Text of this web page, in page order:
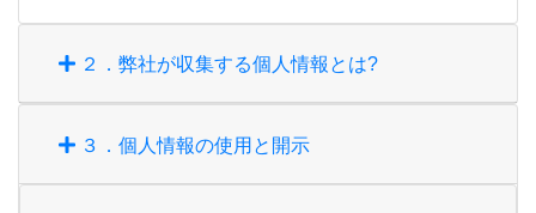
２．弊社が収集する個人情報とは?
３．個人情報の使用と開示